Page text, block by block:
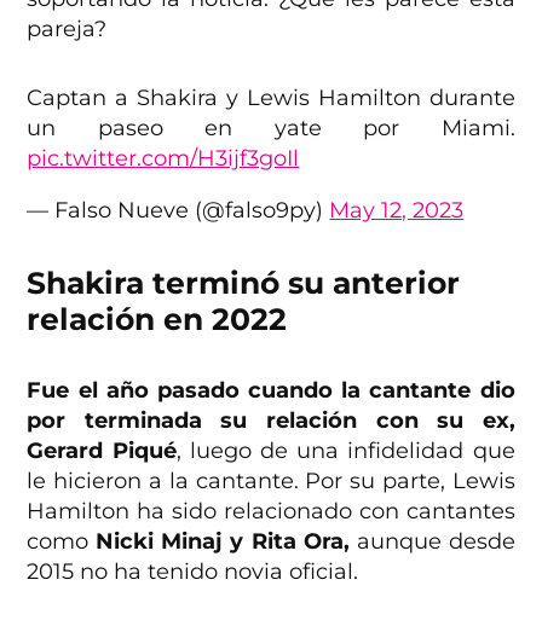
pareja?
Captan a Shakira y Lewis Hamilton durante
un paseo en yate por Miami.
pic.twitter.com/H3ijf3goIl
— Falso Nueve (@falso9py) May 12, 2023
Shakira terminó su anterior
relación en 2022
Fue el año pasado cuando la cantante dio
por terminada su relación con su ex,
Gerard Piqué, luego de una infidelidad que
le hicieron a la cantante. Por su parte, Lewis
Hamilton ha sido relacionado con cantantes
como Nicki Minaj y Rita Ora, aunque desde
2015 no ha tenido novia oficial.